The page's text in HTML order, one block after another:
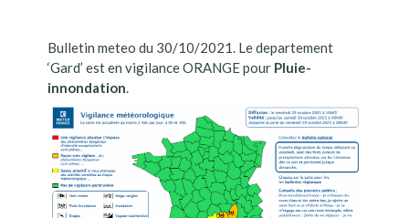
Bulletin meteo du 30/10/2021. Le departement
‘Gard’ est en vigilance ORANGE pour Pluie-
innondation.